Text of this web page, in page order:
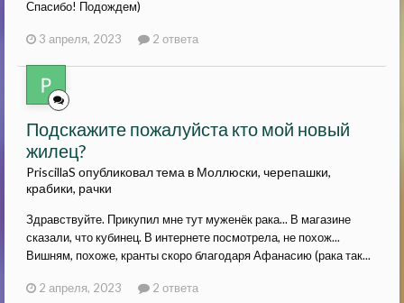
Спасибо! Подождем)
3 апреля, 2023 2 ответа
Подскажите пожалуйста кто мой новый
жилец?
PriscillaS опубликовал тема в Моллюски, черепашки,
крабики, рачки
Здравствуйте. Прикупил мне тут муженёк рака... В магазине
сказали, что кубинец. В интернете посмотрела, не похож...
Вишням, похоже, кранты скоро благодаря Афанасию (рака так...
2 апреля, 2023 2 ответа